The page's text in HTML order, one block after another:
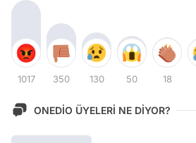
1017 350 130 50 18
ONEDİO ÜYELERİ NE DİYOR?